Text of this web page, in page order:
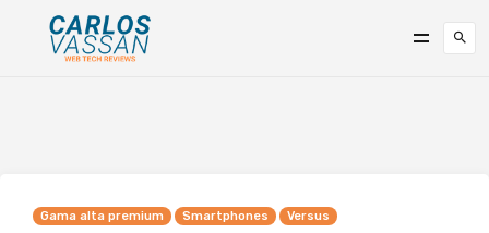
Gama alta premium Smartphones Versus